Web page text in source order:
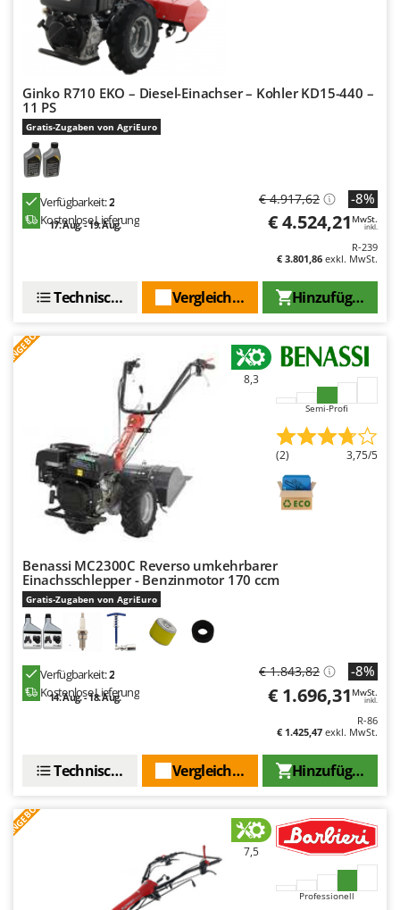
Ginko R710 EKO – Diesel-Einachser – Kohler KD15-440 –
11 PS
Gratis-Zugaben von AgriEuro
Verfügbarkeit:2
Kostenlose Lieferung
17. Aug. - 19. Aug.
€ 4.917,62 -8%
€ 4.524,21 MwSt.
inkl.
R-239
€ 3.801,86 exkl. MwSt.
Hinzufügen
Vergleichen Sie
Technische Daten
ANGEBOT
8,3
Semi-Profi
(2) 3,75/5
Benassi MC2300C Reverso umkehrbarer
Einachsschlepper - Benzinmotor 170 ccm
Gratis-Zugaben von AgriEuro
Verfügbarkeit:2
Kostenlose Lieferung
14. Aug. - 18. Aug.
€ 1.843,82 -8%
€ 1.696,31 MwSt.
inkl.
R-86
€ 1.425,47 exkl. MwSt.
Hinzufügen
Vergleichen Sie
Technische Daten
ANGEBOT
7,5
Professionell